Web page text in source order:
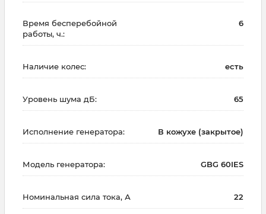
Время бесперебойной
работы, ч.:
6
Наличие колес: есть
Уровень шума дБ: 65
Исполнение генератора: В кожухе (закрытое)
Модель генератора: GBG 60IES
Номинальная сила тока, А 22